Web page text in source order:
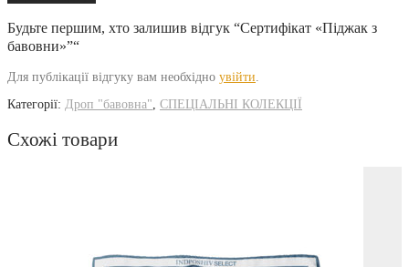
Будьте першим, хто залишив відгук “Сертифікат «Піджак з
бавовни»”“
Для публікації відгуку вам необхідно увійти.
Категорії: Дроп "бавовна", СПЕЦІАЛЬНІ КОЛЕКЦІЇ
Схожі товари